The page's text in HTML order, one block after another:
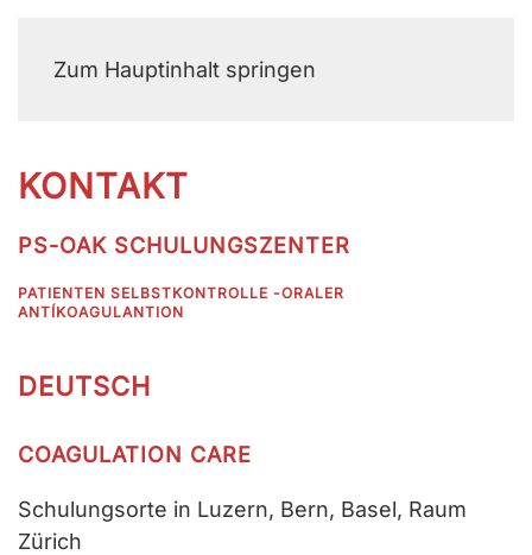
Zum Hauptinhalt springen
KONTAKT
PS-OAK SCHULUNGSZENTER
PATIENTEN SELBSTKONTROLLE -ORALER
ANTÍKOAGULANTION
DEUTSCH
COAGULATION CARE
Schulungsorte in Luzern, Bern, Basel, Raum
Zürich